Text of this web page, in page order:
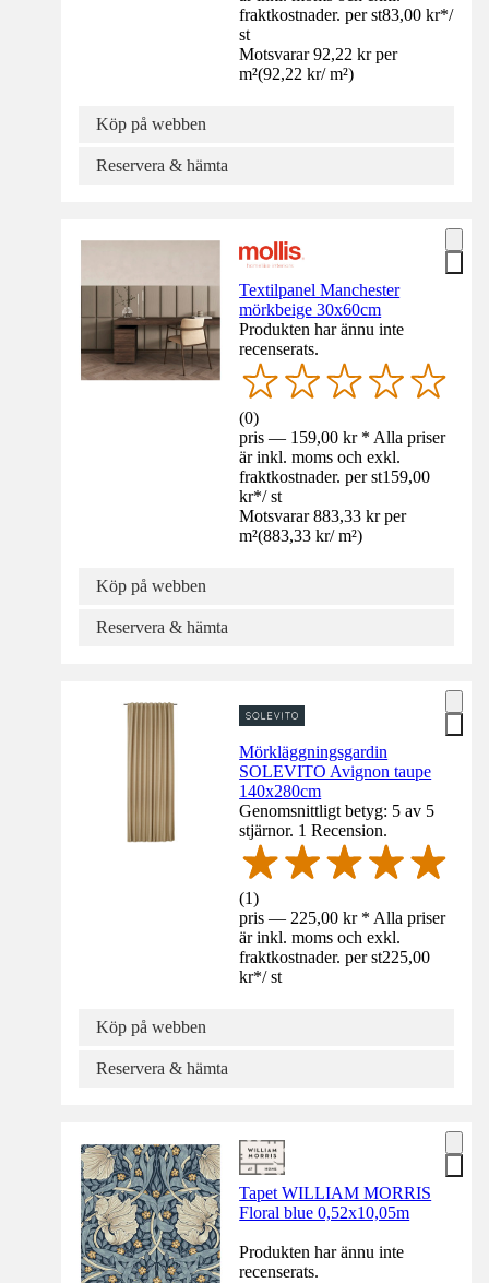
fraktkostnader. per st83,00 kr*/
st
Motsvarar 92,22 kr per
m²(92,22 kr/ m²)
Köp på webben
Reservera & hämta
Textilpanel Manchester
mörkbeige 30x60cm
Produkten har ännu inte
recenserats.
(0)
pris — 159,00 kr * Alla priser
är inkl. moms och exkl.
fraktkostnader. per st159,00
kr*/ st
Motsvarar 883,33 kr per
m²(883,33 kr/ m²)
Köp på webben
Reservera & hämta
Mörkläggningsgardin
SOLEVITO Avignon taupe
140x280cm
Genomsnittligt betyg: 5 av 5
stjärnor. 1 Recension.
(1)
pris — 225,00 kr * Alla priser
är inkl. moms och exkl.
fraktkostnader. per st225,00
kr*/ st
Köp på webben
Reservera & hämta
Tapet WILLIAM MORRIS
Floral blue 0,52x10,05m
Produkten har ännu inte
recenserats.